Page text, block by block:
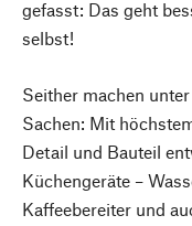
gefasst: Das geht
selbst!
Seither machen
Sachen: Mit
Detail und Bauteil
Küchengeräte –
Kaffeebereiter und